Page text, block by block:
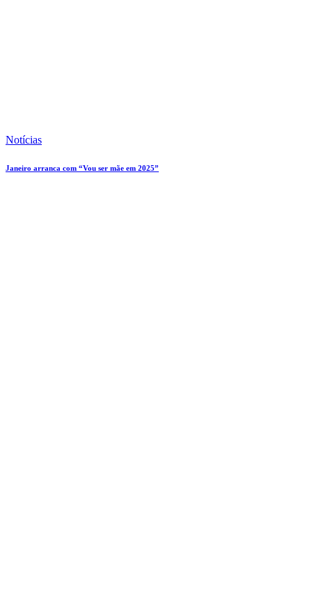
Notícias
Janeiro arranca com “Vou ser mãe em 2025”